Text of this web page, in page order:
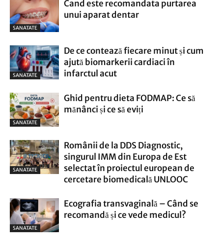
SANATATE
Cand este recomandata purtarea
unui aparat dentar
SANATATE
De ce contează fiecare minut și cum
ajută biomarkerii cardiaci în
infarctul acut
SANATATE
Ghid pentru dieta FODMAP: Ce să
mănânci și ce să eviți
SANATATE
Românii de la DDS Diagnostic,
singurul IMM din Europa de Est
selectat în proiectul european de
cercetare biomedicală UNLOOC
SANATATE
Ecografia transvaginală – Când se
recomandă și ce vede medicul?